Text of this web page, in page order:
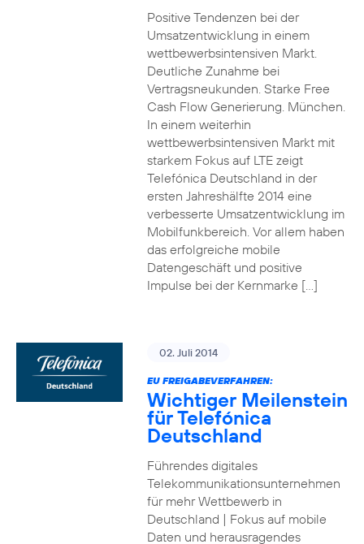
Positive Tendenzen bei der
Umsatzentwicklung in einem
wettbewerbsintensiven Markt.
Deutliche Zunahme bei
Vertragsneukunden. Starke Free
Cash Flow Generierung. München.
In einem weiterhin
wettbewerbsintensiven Markt mit
starkem Fokus auf LTE zeigt
Telefónica Deutschland in der
ersten Jahreshälfte 2014 eine
verbesserte Umsatzentwicklung im
Mobilfunkbereich. Vor allem haben
das erfolgreiche mobile
Datengeschäft und positive
Impulse bei der Kernmarke […]
02. Juli 2014
EU FREIGABEVERFAHREN:
Wichtiger Meilenstein
für Telefónica
Deutschland
Führendes digitales
Telekommunikationsunternehmen
für mehr Wettbewerb in
Deutschland | Fokus auf mobile
Daten und herausragendes